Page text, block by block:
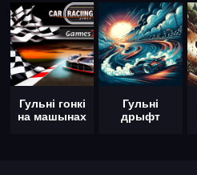
Гульні гонкі
на машынах
Гульні
дрыфт